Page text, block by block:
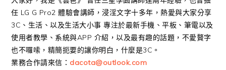
任 LG G Pro2 體驗會講師，浸淫文字十多年，熱愛與大家分享
3C、生活、以及生活大小事 專注於最新手機、平板、筆電以及
使用者教學、系統與APP 介紹，以及最有趣的話題，不愛贅字
也不囉嗦，精簡扼要的讓你明白，什麼是3C。
業務合作請來信： dacota@outlook.com